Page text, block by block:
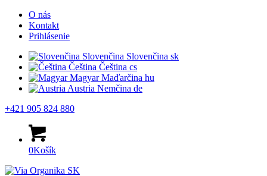
O nás
Kontakt
Prihlásenie
Slovenčina Slovenčina sk
Čeština Čeština cs
Magyar Maďarčina hu
Austria Nemčina de
+421 905 824 880
0Košík